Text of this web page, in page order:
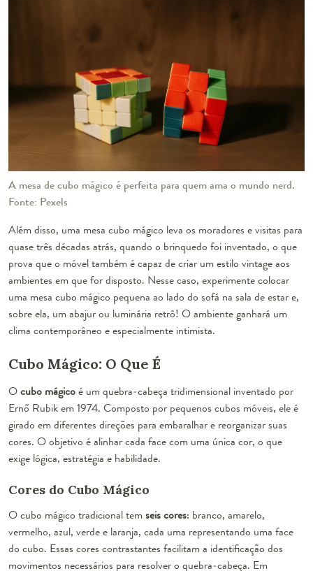
A mesa de cubo mágico é perfeita para quem ama o mundo nerd.
Fonte: Pexels
Além disso, uma mesa cubo mágico leva os moradores e visitas para
quase três décadas atrás, quando o brinquedo foi inventado, o que
prova que o móvel também é capaz de criar um estilo vintage aos
ambientes em que for disposto. Nesse caso, experimente colocar
uma mesa cubo mágico pequena ao lado do sofá na sala de estar e,
sobre ela, um abajur ou luminária retrô! O ambiente ganhará um
clima contemporâneo e especialmente intimista.
Cubo Mágico: O Que É
Ocubo mágicoé um quebra-cabeça tridimensional inventado por
Ernő Rubik em 1974. Composto por pequenos cubos móveis, ele é
girado em diferentes direções para embaralhar e reorganizar suas
cores. O objetivo é alinhar cada face com uma única cor, o que
exige lógica, estratégia e habilidade.
Cores do Cubo Mágico
O cubo mágico tradicional temseis cores: branco, amarelo,
vermelho, azul, verde e laranja, cada uma representando uma face
do cubo. Essas cores contrastantes facilitam a identificação dos
movimentos necessários para resolver o quebra-cabeça. Em